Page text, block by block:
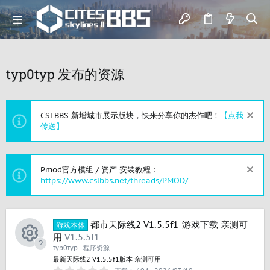
typ0typ 发布的资源
CSLBBS 新增城市展示版块，快来分享你的杰作吧！
【点我
传送】
Pmod官方模组 / 资产 安装教程：
https://www.cslbbs.net/threads/PMOD/
资
游戏本体
都市天际线2 V1.5.5f1-游戏下载 亲测可
用 V1.5.5f1
typ0typ
程序资源
最新天际线2 V1.5.5f1版本 亲测可用